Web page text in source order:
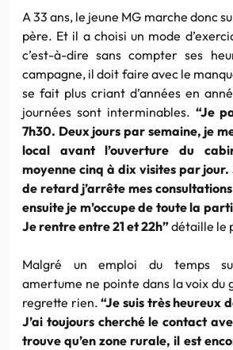
A 33 ans, le jeune MG marche donc
père. Et il a choisi un mode
c’est-à-dire sans compter ses
campagne, il doit faire avec le
se fait plus criant d’années en
journées sont interminables. “Je
7h30. Deux jours par semaine, je
local avant l’ouverture du
moyenne cinq à dix visites par jour.
de retard j’arrête mes
ensuite je m’occupe de toute la
Je rentre entre 21 et 22h”détaille le
Malgré un emploi du temps
amertume ne pointe dans la voix du
regrette rien.“Je suis très heureux
J’ai toujours cherché le contact
trouve qu’en zone rurale, il est